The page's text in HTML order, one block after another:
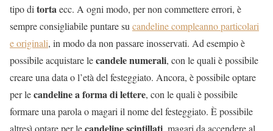
tipo ditortaecc. A ogni modo, per non commettere errori, è
sempre consigliabile puntare sucandeline compleanno particolari
e originali, in modo da non passare inosservati. Ad esempio è
possibile acquistare lecandele numerali, con le quali è possibile
creare una data o l’età del festeggiato. Ancora, è possibile optare
per lecandeline a forma di lettere, con le quali è possibile
formare una parola o magari il nome del festeggiato. È possibile